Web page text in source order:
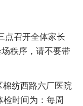
点召开全体家长
秩序，请不要带
纺西路六厂医院
检时间为：每周